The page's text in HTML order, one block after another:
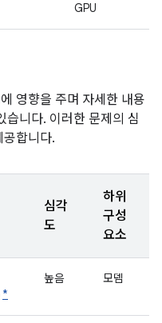
GPU
영향을 주며 자세한 내용
습니다. 이러한 문제의 심
합니다.
심각
도
하위
구성
요소
*
높음 모뎀